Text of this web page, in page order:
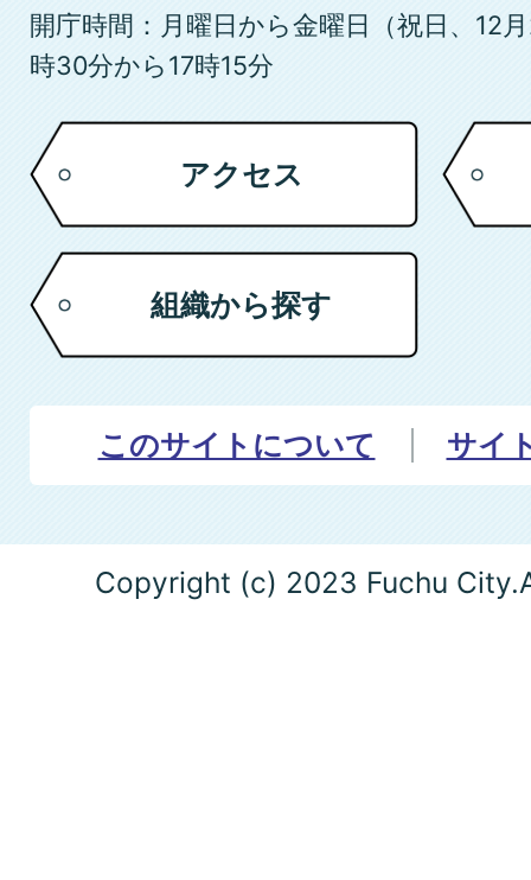
開庁時間：月曜日から金曜日（祝日、12
時30分から17時15分
アクセス
組織から探す
このサイトについて サイ
Copyright (c) 2023 Fuchu